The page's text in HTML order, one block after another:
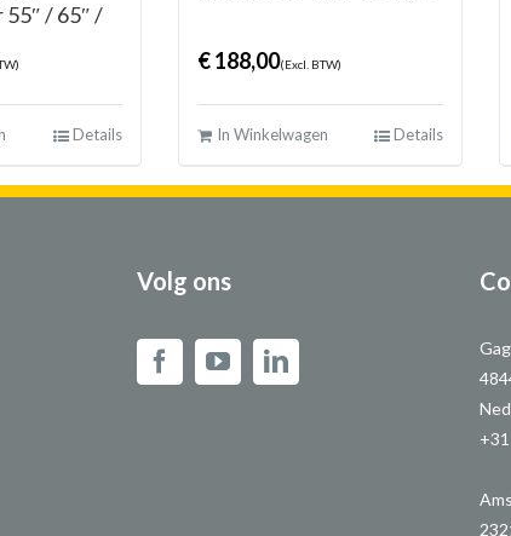
/ 65″ /
Details
€188,00(Excl. BTW)
In Winkelwagen Details
Volg ons